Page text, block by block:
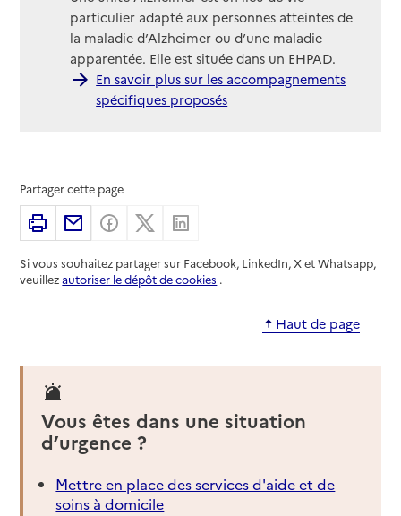
particulier adapté aux personnes atteintes de
la maladie d’Alzheimer ou d’une maladie
apparentée. Elle est située dans un EHPAD.
En savoir plus sur les accompagnements
spécifiques proposés
Partager cette page
ImprimerPartager par email
Partager sur Facebook
Partager sur X
Si vous souhaitez partager sur Facebook, LinkedIn, X et Whatsapp,
veuillezautoriser le dépôt de cookies .
Haut de page
Vous êtes dans une situation
d’urgence ?
Mettre en place des services d'aide et de
soins à domicile